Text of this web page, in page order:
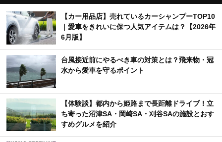
【カー用品店】売れているカーシャンプーTOP10
｜愛車をきれいに保つ人気アイテムは？【2026年
6月版】
台風接近前にやるべき車の対策とは？飛来物・冠
水から愛車を守るポイント
【体験談】都内から姫路まで長距離ドライブ！立
ち寄った沼津SA・岡崎SA・刈谷SAの施設とおす
すめグルメを紹介